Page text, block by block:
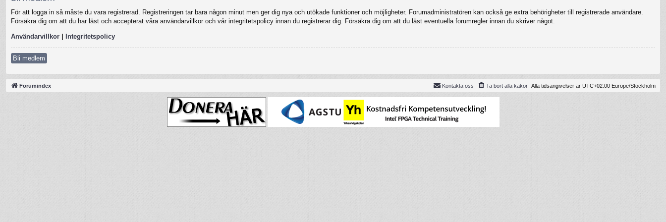
För att logga in så måste du vara registrerad. Registreringen tar bara någon minut men ger dig nya och utökade funktioner och möjligheter. Forumadministratören kan också ge extra behörigheter till registrerade användare.
Försäkra dig om att du har läst och accepterat våra användarvillkor och vår integritetspolicy innan du registrerar dig. Försäkra dig om att du läst eventuella forumregler innan du skriver något.
Användarvillkor | Integritetspolicy
Bli medlem
Forumindex Alla tidsangivelser är UTC+02:00 Europe/Stockholm
Ta bort alla kakor
Kontakta oss